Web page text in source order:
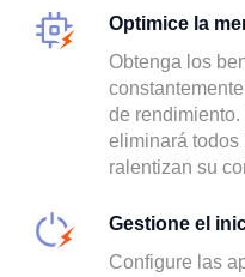
Optimice la
Obtenga los
de
eliminará todos
ralentizan su
Gestione el
Configure las